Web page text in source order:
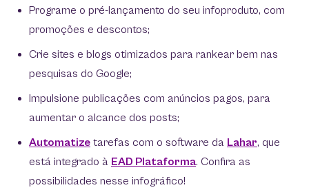
Programe o pré-lançamento do seu infoproduto, com
promoções e descontos;
Crie sites e blogs otimizados para rankear bem nas
pesquisas do Google;
Impulsione publicações com anúncios pagos, para
aumentar o alcance dos posts;
Automatize tarefas com o software da Lahar, que
está integrado à EAD Plataforma. Confira as
possibilidades nesse infográfico!